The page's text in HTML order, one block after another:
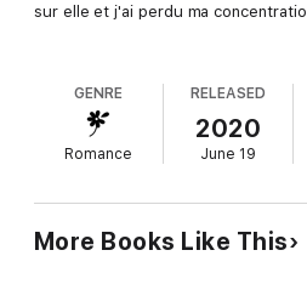
sur elle et j'ai perdu ma
Quand j'ai guéri en quelques
chose clochait.
Aucun problème. Je la surveillerai
près.
GENRE
Romance
RELEASED
2020
June 19
More Books Like This